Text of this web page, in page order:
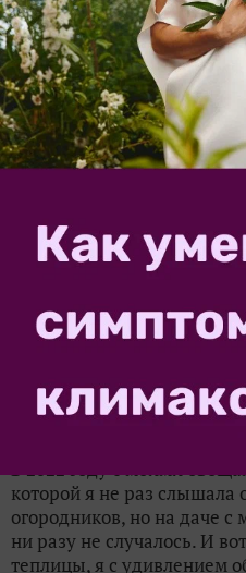
болезни?
vk_marypestova 16 июля
Может ли
быть вирусного
Столкнулась со мнением,
Тепличникам так сказали
вырывать больной куст и
этом знает?
Leisanmail 3 июля 2024,
Овощи без
которую я победила
В 2022 году с моими
которой я не раз слышала
огородников, но на даче
ни разу не случалось. И
теплицы, я с удивлением